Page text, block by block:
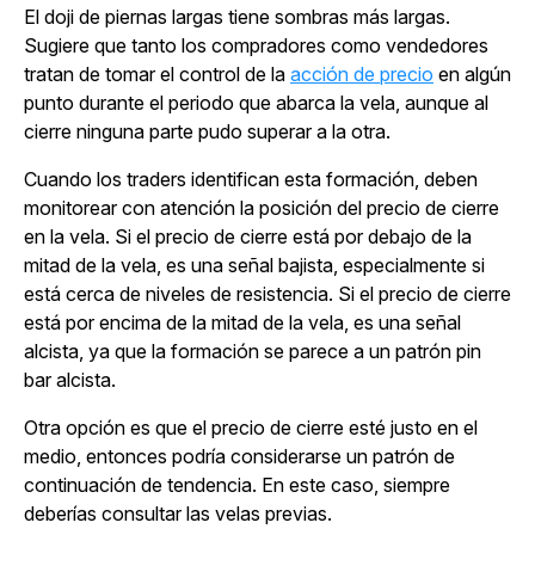
El doji de piernas largas tiene sombras más largas.
Sugiere que tanto los compradores como vendedores
tratan de tomar el control de la acción de precio en algún
punto durante el periodo que abarca la vela, aunque al
cierre ninguna parte pudo superar a la otra.
Cuando los traders identifican esta formación, deben
monitorear con atención la posición del precio de cierre
en la vela. Si el precio de cierre está por debajo de la
mitad de la vela, es una señal bajista, especialmente si
está cerca de niveles de resistencia. Si el precio de cierre
está por encima de la mitad de la vela, es una señal
alcista, ya que la formación se parece a un patrón pin
bar alcista.
Otra opción es que el precio de cierre esté justo en el
medio, entonces podría considerarse un patrón de
continuación de tendencia. En este caso, siempre
deberías consultar las velas previas.